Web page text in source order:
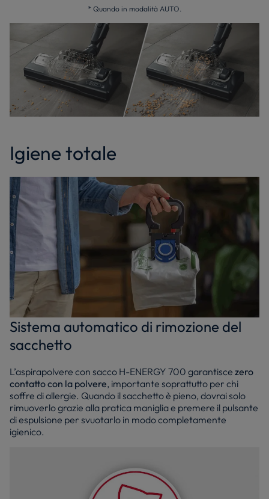
* Quando in modalità AUTO.
Igiene totale
Sistema automatico di rimozione del
sacchetto
L’aspirapolvere con sacco H-ENERGY 700 garantisce zero
contatto con la polvere, importante soprattutto per chi
soffre di allergie. Quando il sacchetto è pieno, dovrai solo
rimuoverlo grazie alla pratica maniglia e premere il pulsante
di espulsione per svuotarlo in modo completamente
igienico.